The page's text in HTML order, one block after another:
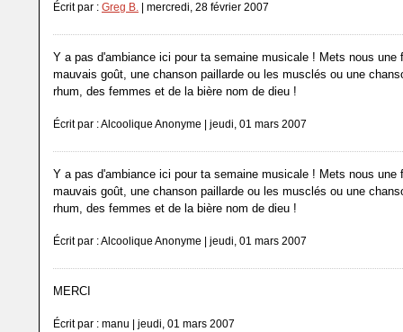
Écrit par : Greg B. | mercredi, 28 février 2007
Y a pas d'ambiance ici pour ta semaine musicale ! Mets nous une
mauvais goût, une chanson paillarde ou les musclés ou une
rhum, des femmes et de la bière nom de dieu !
Écrit par : Alcoolique Anonyme | jeudi, 01 mars 2007
Y a pas d'ambiance ici pour ta semaine musicale ! Mets nous une
mauvais goût, une chanson paillarde ou les musclés ou une
rhum, des femmes et de la bière nom de dieu !
Écrit par : Alcoolique Anonyme | jeudi, 01 mars 2007
MERCI
Écrit par : manu | jeudi, 01 mars 2007